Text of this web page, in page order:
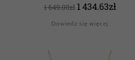
1 649.00zł 1 434.63zł
Dowiedz się więcej